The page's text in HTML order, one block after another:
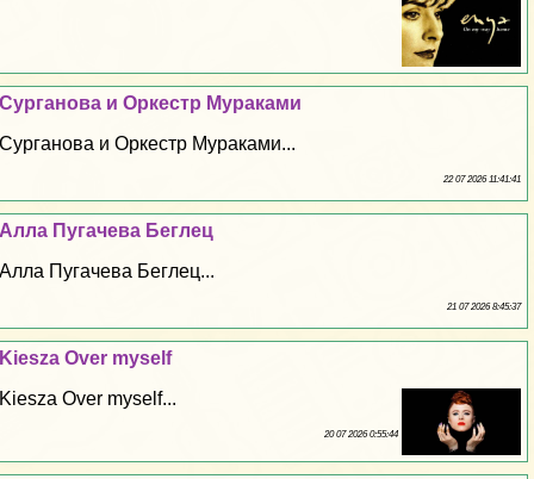
Сурганова и Оркестр Муpaками
Сурганова и Оркестр Муpaками...
22 07 2026 11:41:41
Алла Пугачева Беглец
Алла Пугачева Беглец...
21 07 2026 8:45:37
Kiesza Over myself
Kiesza Over myself...
20 07 2026 0:55:44